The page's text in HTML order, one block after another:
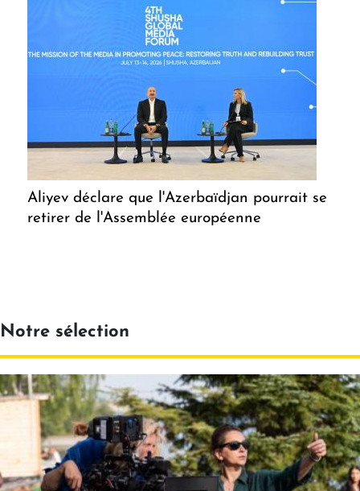
Aliyev déclare que l'Azerbaïdjan pourrait se
retirer de l'Assemblée européenne
Notre sélection